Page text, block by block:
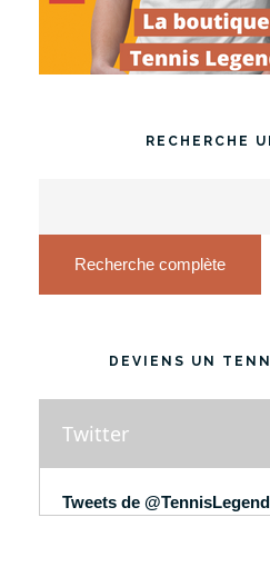
RECHERCHE
Recherche complète
DEVIENS UN
Twitter
Tweets de